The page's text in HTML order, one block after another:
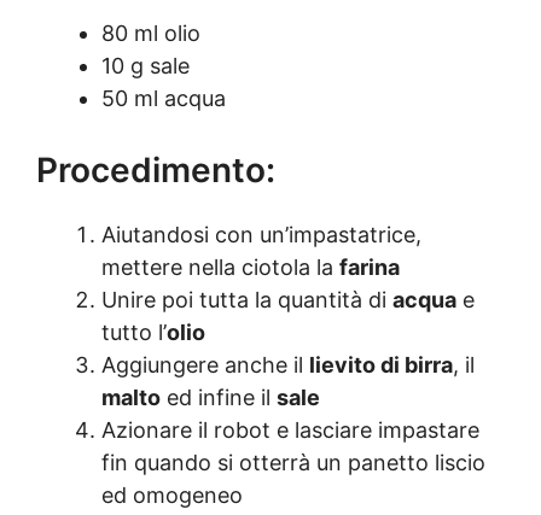
80 ml olio
10 g sale
50 ml acqua
Procedimento:
Aiutandosi con un’impastatrice,
mettere nella ciotola la farina
Unire poi tutta la quantità di acqua e
tutto l’olio
Aggiungere anche il lievito di birra, il
malto ed infine il sale
Azionare il robot e lasciare impastare
fin quando si otterrà un panetto liscio
ed omogeneo